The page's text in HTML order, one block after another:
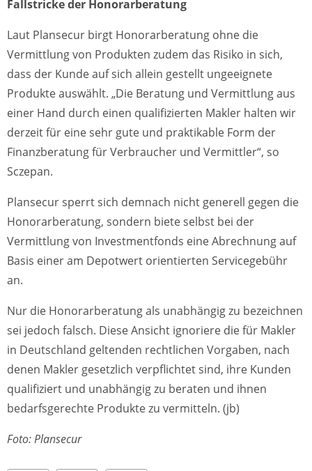
Fallstricke der Honorarberatung
Laut Plansecur birgt Honorarberatung ohne die
Vermittlung von Produkten zudem das Risiko in sich,
dass der Kunde auf sich allein gestellt ungeeignete
Produkte auswählt. „Die Beratung und Vermittlung aus
einer Hand durch einen qualifizierten Makler halten wir
derzeit für eine sehr gute und praktikable Form der
Finanzberatung für Verbraucher und Vermittler“, so
Sczepan.
Plansecur sperrt sich demnach nicht generell gegen die
Honorarberatung, sondern biete selbst bei der
Vermittlung von Investmentfonds eine Abrechnung auf
Basis einer am Depotwert orientierten Servicegebühr
an.
Nur die Honorarberatung als unabhängig zu bezeichnen
sei jedoch falsch. Diese Ansicht ignoriere die für Makler
in Deutschland geltenden rechtlichen Vorgaben, nach
denen Makler gesetzlich verpflichtet sind, ihre Kunden
qualifiziert und unabhängig zu beraten und ihnen
bedarfsgerechte Produkte zu vermitteln. (jb)
Foto: Plansecur